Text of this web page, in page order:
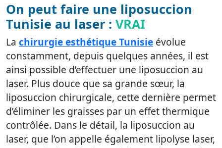
On peut faire une liposuccion
Tunisie au laser : VRAI
La chirurgie esthétique Tunisie évolue
constamment, depuis quelques années, il est
ainsi possible d’effectuer une liposuccion au
laser. Plus douce que sa grande sœur, la
liposuccion chirurgicale, cette dernière permet
d’éliminer les graisses par un effet thermique
contrôlée. Dans le détail, la liposuccion au
laser, que l’on appelle également lipolyse laser,